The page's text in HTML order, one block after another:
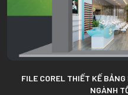
FILE COREL THIẾT KẾ
NGÀNH